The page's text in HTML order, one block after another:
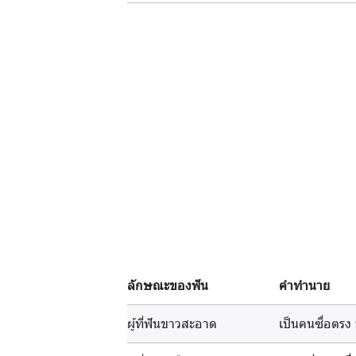
ลักษณะของฟัน คำทำนาย
ผู้ที่ฟันขาวสะอาด เป็นคนซื่อตรง